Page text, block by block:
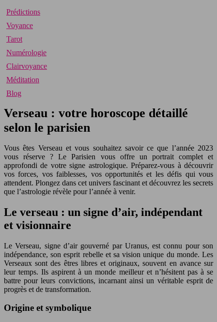
Prédictions
Voyance
Tarot
Numérologie
Clairvoyance
Méditation
Blog
Verseau : votre horoscope détaillé
selon le parisien
Vous êtes Verseau et vous souhaitez savoir ce que l’année 2023
vous réserve ? Le Parisien vous offre un portrait complet et
approfondi de votre signe astrologique. Préparez-vous à découvrir
vos forces, vos faiblesses, vos opportunités et les défis qui vous
attendent. Plongez dans cet univers fascinant et découvrez les secrets
que l’astrologie révèle pour l’année à venir.
Le verseau : un signe d’air, indépendant
et visionnaire
Le Verseau, signe d’air gouverné par Uranus, est connu pour son
indépendance, son esprit rebelle et sa vision unique du monde. Les
Verseaux sont des êtres libres et originaux, souvent en avance sur
leur temps. Ils aspirent à un monde meilleur et n’hésitent pas à se
battre pour leurs convictions, incarnant ainsi un véritable esprit de
progrès et de transformation.
Origine et symbolique